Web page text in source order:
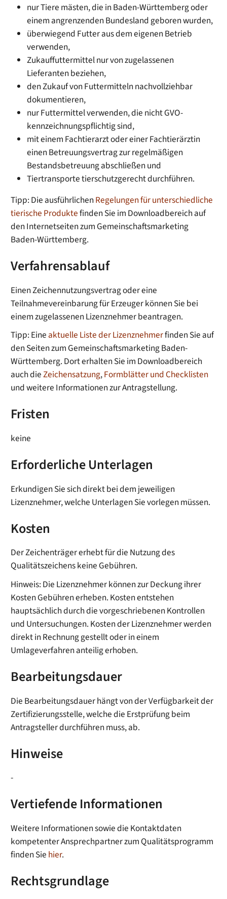
nurTiere mästen, die in Baden-Württemberg oder
einem angrenzenden Bundesland geboren wurden,
überwiegend Futter aus dem eigenen Betrieb
verwenden,
Zukauffuttermittel nur von zugelassenen
Lieferanten beziehen,
den Zukauf von Futtermitteln nachvollziehbar
dokumentieren,
nur Futtermittel verwenden, die nicht GVO-
kennzeichnungspflichtig sind,
mit einem Fachtierarzt oder einer Fachtierärztin
einenBetreuungsvertrag zur regelmäßigen
Bestandsbetreuung abschließen und
Tiertransporte tierschutzgerecht durchführen.
Tipp: Die ausführlichenRegelungen für unterschiedliche
tierische Produktefinden Sie im Downloadbereich auf
den Internetseiten zum Gemeinschaftsmarketing
Baden-Württemberg.
Verfahrensablauf
Einen Zeichennutzungsvertrag oder eine
Teilnahmevereinbarung für Erzeuger können Sie bei
einem zugelassenen Lizenznehmer beantragen.
Tipp: Eine aktuelle Liste der Lizenznehmerfinden Sie auf
den Seiten zum Gemeinschaftsmarketing Baden-
Württemberg. Dort erhalten Sie im Downloadbereich
auch dieZeichensatzung,Formblätter und Checklisten
und weitere Informationen zur Antragstellung.
Fristen
keine
Erforderliche Unterlagen
Erkundigen Sie sich direkt bei dem jeweiligen
Lizenznehmer, welche Unterlagen Sie vorlegen müssen.
Kosten
Der Zeichenträger erhebt für die Nutzung des
Qualitätszeichens keine Gebühren.
Hinweis: Die Lizenznehmer können zur Deckung ihrer
Kosten Gebühren erheben. Kosten entstehen
hauptsächlich durch die vorgeschriebenen Kontrollen
und Untersuchungen. Kosten der Lizenznehmer werden
direkt in Rechnung gestellt oder in einem
Umlageverfahren anteilig erhoben.
Bearbeitungsdauer
Die Bearbeitungsdauer hängt von der Verfügbarkeit der
Zertifizierungsstelle, welche die Erstprüfung beim
Antragsteller durchführen muss, ab.
Hinweise
-
Vertiefende Informationen
Weitere Informationen sowie die Kontaktdaten
kompetenter Ansprechpartner zum Qualitätsprogramm
finden Sie hier.
Rechtsgrundlage